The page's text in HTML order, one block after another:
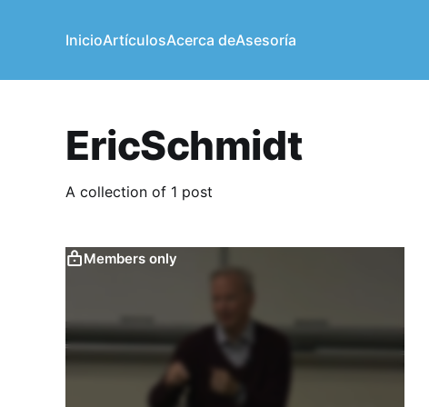
InicioArtículosAcerca deAsesoría
EricSchmidt
A collection of 1 post
Members only